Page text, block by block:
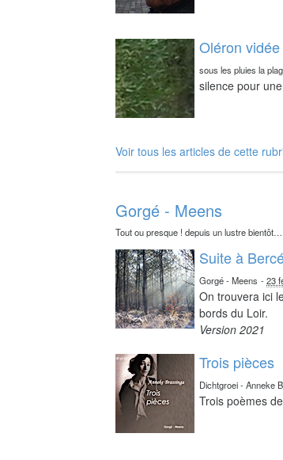
Oléron vidée
sous les pluies la
silence pour
Voir tous les articles de cette
Gorgé - Meens
Tout ou presque ! depuis un lustre bientôt…
Suite à
Gorgé - Meens -23
On trouvera ici
bords du Loir.
Version 2021
Trois pièces
Dichtgroei - Anneke
Trois poèmes